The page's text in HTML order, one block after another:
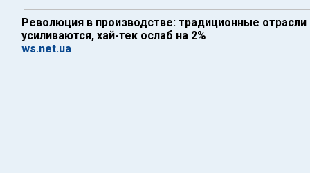
Революция в производстве: традиционные
усиливаются, хай-тек ослаб на 2%
ws.net.ua